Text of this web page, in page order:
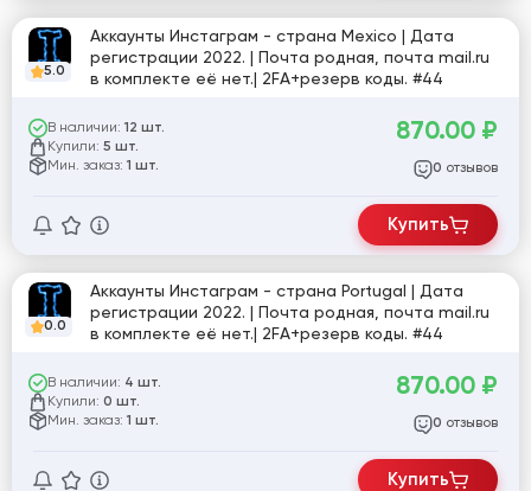
5.0
Аккаунты Инстаграм - страна Mexico | Дата
регистрации 2022. | Почта родная, почта mail.ru
в комплекте её нет.| 2FA+резерв коды. #44
В наличии: 12 шт.
Купили: 5 шт.
Мин. заказ: 1 шт.
870.00 ₽
0 отзывов
Купить
0.0
Аккаунты Инстаграм - страна Portugal | Дата
регистрации 2022. | Почта родная, почта mail.ru
в комплекте её нет.| 2FA+резерв коды. #44
В наличии: 4 шт.
Купили: 0 шт.
Мин. заказ: 1 шт.
870.00 ₽
0 отзывов
Купить